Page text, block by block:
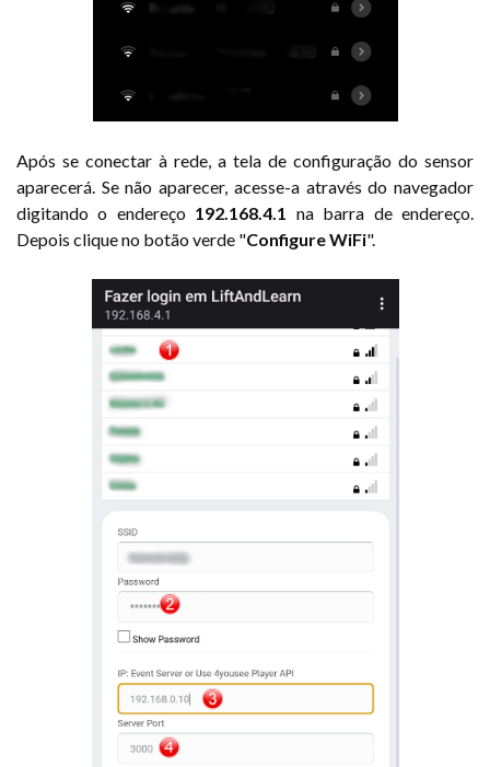
Após se conectar à rede, a tela de configuração do sensor
aparecerá. Se não aparecer, acesse-a através do navegador
digitando o endereço 192.168.4.1
na barra de endereço.
Depois clique no botão verde "Configure WiFi".